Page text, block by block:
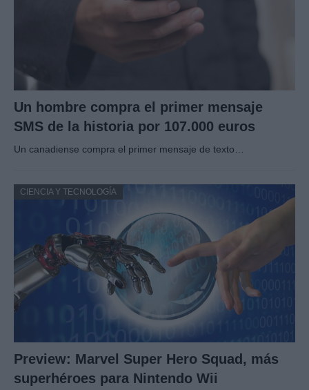
Un hombre compra el primer mensaje
SMS de la historia por 107.000 euros
Un canadiense compra el primer mensaje de texto…
CIENCIA Y TECNOLOGÍA
Preview: Marvel Super Hero Squad, más
superhéroes para Nintendo Wii